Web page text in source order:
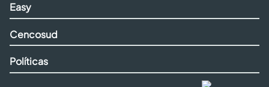
Easy
Cencosud
Políticas